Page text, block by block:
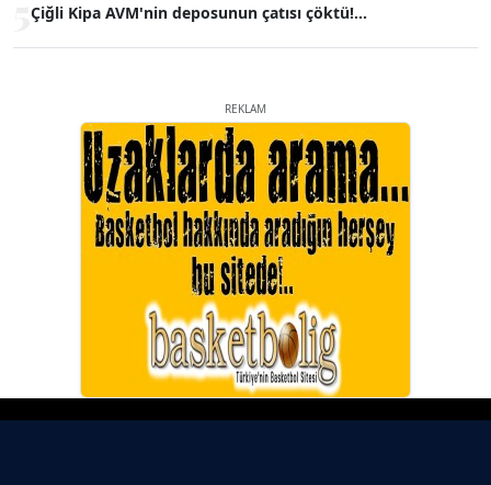
Çiğli Kipa AVM'nin deposunun çatısı çöktü!...
REKLAM